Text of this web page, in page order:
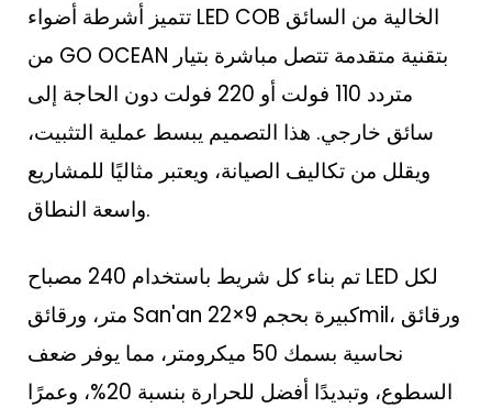
تتميز أشرطة أضواء LED COB الخالية من السائق
من GO OCEAN بتقنية متقدمة تتصل مباشرة بتيار
متردد 110 فولت أو 220 فولت دون الحاجة إلى
سائق خارجي. هذا التصميم يبسط عملية التثبيت،
ويقلل من تكاليف الصيانة، ويعتبر مثاليًا للمشاريع
واسعة النطاق.
تم بناء كل شريط باستخدام 240 مصباح LED لكل
متر، ورقائق San'an كبيرة بحجم 9×22mil، ورقائق
نحاسية بسمك 50 ميكرومتر، مما يوفر ضعف
السطوع، وتبديدًا أفضل للحرارة بنسبة 20%، وعمرًا